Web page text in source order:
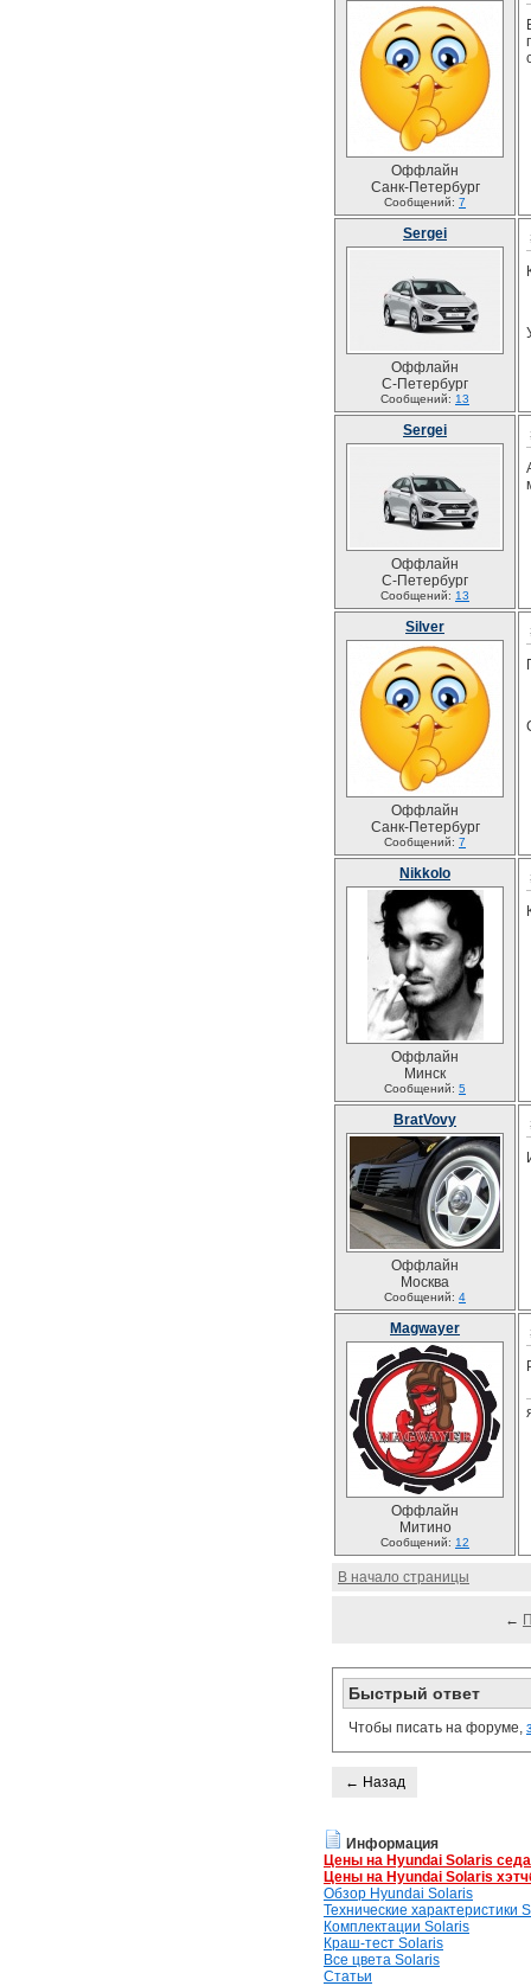
Оффлайн
Санк-Петербург
Сообщений: 7
Sergei
Оффлайн
С-Петербург
Сообщений: 13
Sergei
Оффлайн
С-Петербург
Сообщений: 13
Silver
Оффлайн
Санк-Петербург
Сообщений: 7
Nikkolo
Оффлайн
Минск
Сообщений: 5
BratVovy
Оффлайн
Москва
Сообщений: 4
Magwayer
Оффлайн
Митино
Сообщений: 12
В начало страницы
←
Быстрый ответ
Чтобы писать на форуме,
← Назад
Информация
Цены на Hyundai Solaris
Цены на Hyundai Solaris
Обзор Hyundai Solaris
Технические характеристики
Комплектации Solaris
Краш-тест Solaris
Все цвета Solaris
Статьи